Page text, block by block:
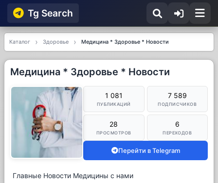
Tg Searсh
Каталог Здоровье Медицина * Здоровье * Новости
Медицина * Здоровье * Новости
1 081
ПУБЛИКАЦИЙ
7 589
ПОДПИСЧИКОВ
28
ПРОСМОТРОВ
6
ПЕРЕХОДОВ
Перейти в Telegram
Главные Новости Медицины с нами